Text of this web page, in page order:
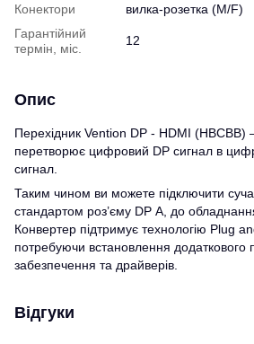
Конектори
вилка-розетка (M/F)
Гарантійний
термін, міс.
12
Опис
Перехідник Vention DP - HDMI (HBCBB)
перетворює цифровий DP сигнал в
сигнал.
Таким чином ви можете підключити
стандартом роз’єму DP А, до
Конвертер підтримує технологію Plug
потребуючи встановлення додаткового
забезпечення та драйверів.
Відгуки